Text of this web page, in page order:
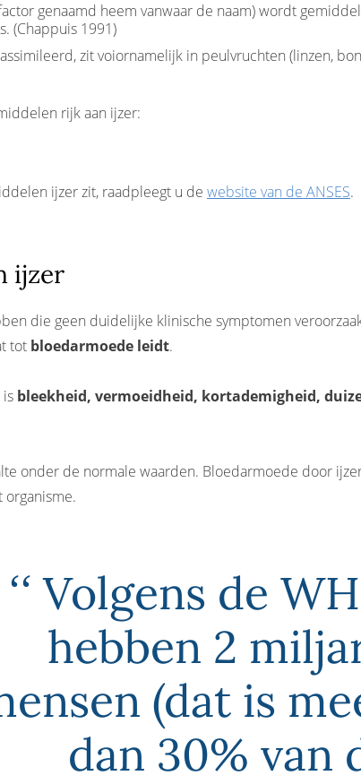
genaamd heem vanwaar de naam) wordt
(Chappuis 1991)
zit voiornamelijk in peulvruchten (linzen,
rijk aan ijzer:
ijzer zit, raadpleegt u de website van de ANSES.
ijzer
die geen duidelijke klinische symptomen
tot bloedarmoede leidt.
is bleekheid, vermoeidheid, kortademigheid,
onder de normale waarden. Bloedarmoede door
Volgens de
hebben 2
(dat is
dan 30% van